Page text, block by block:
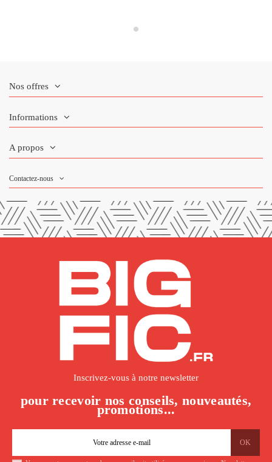
Nos offres
Informations
A propos
Contactez-nous
Inscrivez-vous à notre newsletter
pour recevoir nos conseils, nouveautés,
promotions...